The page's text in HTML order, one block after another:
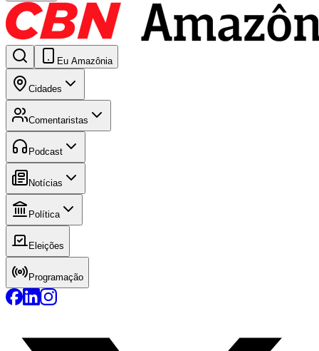
Eu Amazônia
Cidades
Comentaristas
Podcast
Notícias
Política
Eleições
Programação